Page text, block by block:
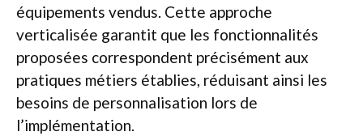
équipements vendus. Cette approche
verticalisée garantit que les fonctionnalités
proposées correspondent précisément aux
pratiques métiers établies, réduisant ainsi les
besoins de personnalisation lors de
l’implémentation.